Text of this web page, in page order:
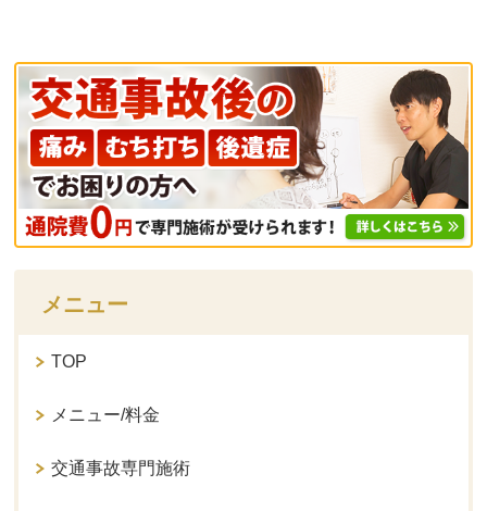
メニュー
TOP
メニュー/料金
交通事故専門施術